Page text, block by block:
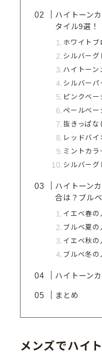
ハイトーン
タイル9選！
ホワイトブ
シルバーグ
ハイトーン
シルバーパ
ピンクベー
ペールベー
抜きっぱな
レッドバ
ミントカラ
シルバーグ
ハイトーン
合は？ブル
イエベ春の
ブルベ夏の
イエベ秋の
ブルベ冬の
ハイトーン
まとめ
メンズでハイ